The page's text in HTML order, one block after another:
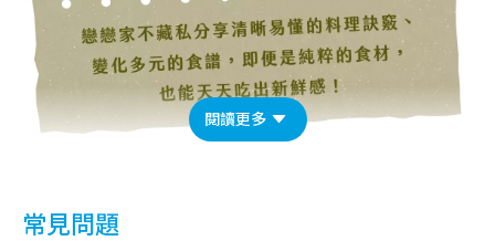
閱讀更多
常見問題